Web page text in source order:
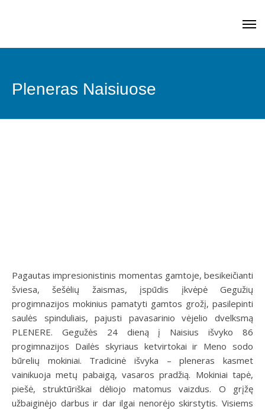
Pleneras Naisiuose
Pagautas impresionistinis momentas gamtoje, besikeičianti
šviesa, šešėlių žaismas, įspūdis įkvėpė Gegužių
progimnazijos mokinius pamatyti gamtos grožį, pasilepinti
saulės spinduliais, pajusti pavasarinio vėjelio dvelksmą
PLENERE. Gegužės 24 dieną į Naisius išvyko 86
progimnazijos Dailės skyriaus ketvirtokai ir Meno sodo
būrelių mokiniai. Tradicinė išvyka – pleneras kasmet
vainikuoja metų pabaigą, vasaros pradžią. Mokiniai tapė,
piešė, struktūriškai dėliojo matomus vaizdus. O grįžę
užbaiginėjo darbus ir dar ilgai nenorėjo skirstytis. Visiems